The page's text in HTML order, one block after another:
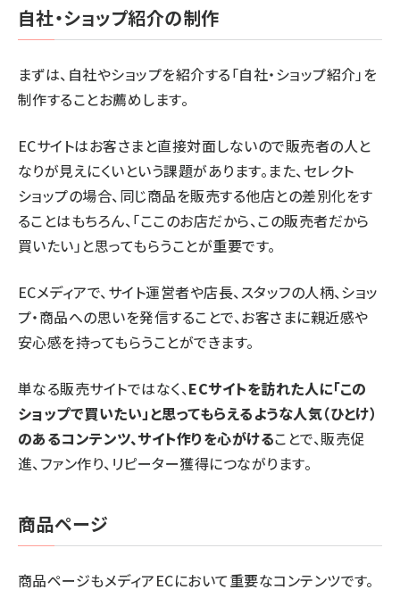
自社・ショップ紹介の制作
まずは、自社やショップを紹介する「自社・ショップ紹介」を
制作することお薦めします。
ECサイトはお客さまと直接対面しないので販売者の人と
なりが見えにくいという課題があります。また、セレクト
ショップの場合、同じ商品を販売する他店との差別化をす
ることはもちろん、「ここのお店だから、この販売者だから
買いたい」と思ってもらうことが重要です。
ECメディアで、サイト運営者や店長、スタッフの人柄、ショッ
プ・商品への思いを発信することで、お客さまに親近感や
安心感を持ってもらうことができます。
単なる販売サイトではなく、ECサイトを訪れた人に「この
ショップで買いたい」と思ってもらえるような人気（ひとけ）
のあるコンテンツ、サイト作りを心がけることで、販売促
進、ファン作り、リピーター獲得につながります。
商品ページ
商品ページもメディアECにおいて重要なコンテンツです。